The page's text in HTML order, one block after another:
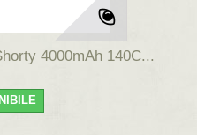
4000mAh 140C...